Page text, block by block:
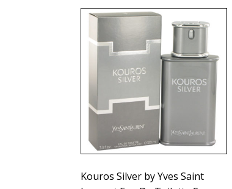
Kouros Silver by Yves Saint